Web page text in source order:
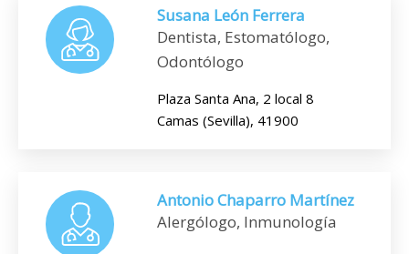
Susana León Ferrera
Dentista, Estomatólogo,
Odontólogo
Plaza Santa Ana, 2 local 8
Camas (Sevilla), 41900
Antonio Chaparro Martínez
Alergólogo, Inmunología